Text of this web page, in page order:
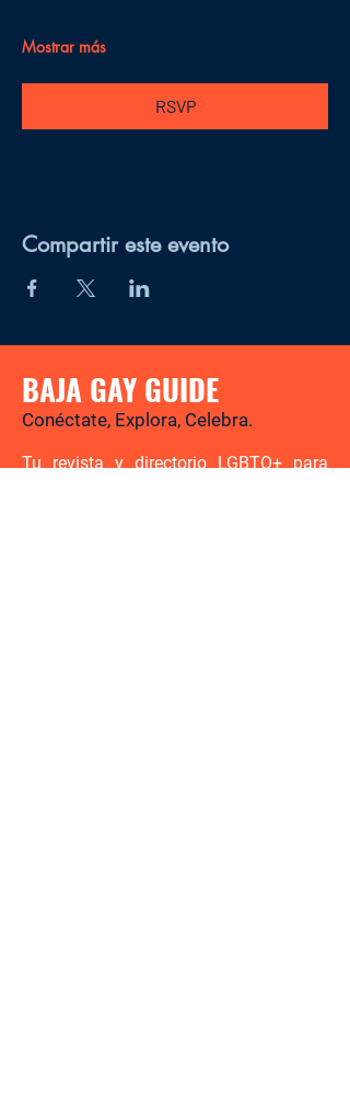
Mostrar más
RSVP
Compartir este evento
BAJA GAY GUIDE
Conéctate, Explora, Celebra.
Tu revista y directorio LGBTQ+ para